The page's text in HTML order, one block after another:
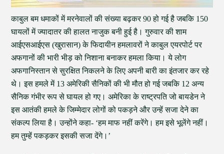
काबुल बम धमाकों में मरनेवालों की संख्या बढ़कर 90 हो गई है जबकि 150
घायलों में ज्यादातर की हालत नाजुक बनी हुई है। गुरुवार की शाम
आईएसआईएस (खुरासान) के फिदायीन हमलावरों ने काबुल एयरपोर्ट पर
अफगानों की भारी भीड़ को निशाना बनाकर हमला किया। ये लोग
अफगानिस्तान से सुरक्षित निकलने के लिए अपनी बारी का इंतजार कर रहे
थे। इस हमले में 13 अमेरिकी सैनिकों की भी मौत हो गई जबकि 12 अन्य
सैनिक गंभीर रूप से घायल हो गए। अमेरिका के राष्ट्रपति जो बायडेन ने
इस आतंकी हमले के जिम्मेदार लोगों को पकड़ने और उन्हें सजा देने का
संकल्प लिया है। उन्होंने कहा- ‘हम माफ नहीं करेंगे। हम इसे भूलेंगे नहीं।
हम तुम्हें पकड़कर इसकी सजा देंगे।’